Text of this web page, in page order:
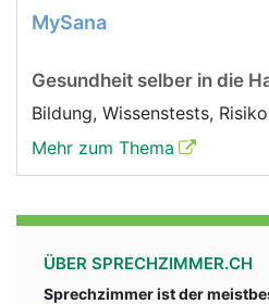
MySana
Gesundheit selber in die
Bildung, Wissenstests,
Mehr zum Thema
ÜBER SPRECHZIMMER.CH
Sprechzimmer ist der